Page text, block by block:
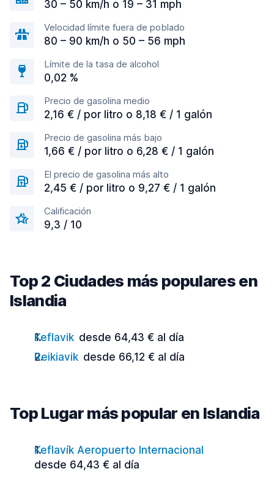
30 – 50 km/h o 19 – 31 mph
Velocidad límite fuera de poblado
80 – 90 km/h o 50 – 56 mph
Límite de la tasa de alcohol
0,02 %
Precio de gasolina medio
2,16 € / por litro o 8,18 € / 1 galón
Precio de gasolina más bajo
1,66 € / por litro o 6,28 € / 1 galón
El precio de gasolina más alto
2,45 € / por litro o 9,27 € / 1 galón
Calificación
9,3 / 10
Top 2 Ciudades más populares en
Islandia
Keflavik desde 64,43 € al día
Reikiavik desde 66,12 € al día
Top Lugar más popular en Islandia
Keflavík Aeropuerto Internacional
desde 64,43 € al día